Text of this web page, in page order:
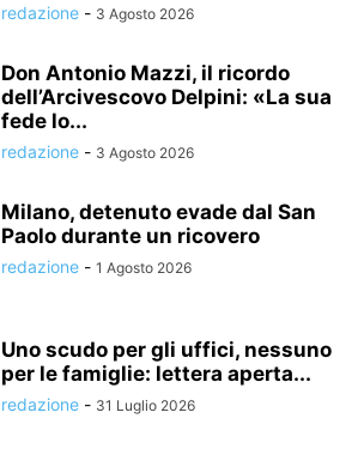
redazione - 3 Agosto 2026
Don Antonio Mazzi, il ricordo
dell’Arcivescovo Delpini: «La sua
fede lo...
redazione - 3 Agosto 2026
Milano, detenuto evade dal San
Paolo durante un ricovero
redazione - 1 Agosto 2026
Uno scudo per gli uffici, nessuno
per le famiglie: lettera aperta...
redazione - 31 Luglio 2026